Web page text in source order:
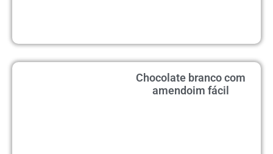
Chocolate branco com
amendoim fácil